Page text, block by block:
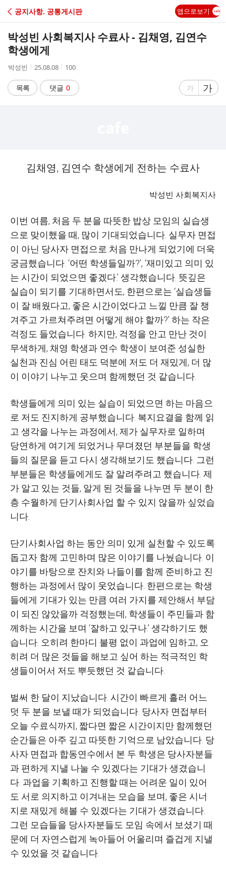
C
A
공지사항. 공통게시판 앱으로보기
박성빈 사회복지사 수료사 - 김채영, 김연수
학생에게
작
자
박성빈
작
시
간
25.08.08
조
수
100
목록 댓글 0
글
게
가
글
자
가
김채영, 김연수 학생에게 전하는 수료사
박성빈 사회복지사
이번 여름, 처음 두 분을 따뜻한 밥상 모임의 실습생
으로 맞이했을 때, 많이 기대되었습니다 실무자 면접
이 아닌 당사자 면접으로 처음 만나게 되었기에 더욱
궁금했습니다 . ‘어떤 학생들일까?’, ‘재미있고 의미 있
는 시간이 되었으면 좋겠다.’ 생각했습니다 뜻깊은
실습이 되기를 기대하면서도, 한편으로는 ‘실습생들
이 잘 배웠다고, 좋은 시간이었다고 느낄 만큼 잘 챙
겨주고 가르쳐주려면 어떻게 해야 할까?’ 하는 작은
걱정도 들었습니다 하지만, 걱정을 안고 만난 것이
무색하게, 채영 학생과 연수 학생이 보여준 성실한
실천과 진심 어린 태도 덕분에 저도 더 재밌게, 더 많
이 이야기 나누고 웃으며 함께했던 것 같습니다
학생들에게 의미 있는 실습이 되었으면 하는 마음으
로 저도 진지하게 공부했습니다 복지요결을 함께 읽
고 생각을 나누는 과정에서, 제가 실무자로 일하며
당연하게 여기게 되었거나 무뎌졌던 부분들을 학생
들의 질문을 듣고 다시 생각해보기도 했습니다 그런
부분들은 학생들에게도 잘 알려주려고 했습니다 제
가 알고 있는 것들, 알게 된 것들을 나누면 두 분이 한
층 수월하게 단기사회사업 할 수 있지 않을까 싶었습
니다
단기사회사업 하는 동안 의미 있게 실천할 수 있도록
돕고자 함께 고민하며 많은 이야기를 나눴습니다 이
야기를 바탕으로 잔치와 나들이를 함께 준비하고 진
행하는 과정에서 많이 웃었습니다 한편으로는 학생
들에게 기대가 있는 만큼 여러 가지를 제안해서 부담
이 되진 않았을까 걱정했는데, 학생들이 주민들과 함
께하는 시간을 보며 ‘잘하고 있구나.’ 생각하기도 했
습니다 오히려 한마디 불평 없이 과업에 임하고, 오
히려 더 많은 것들을 해보고 싶어 하는 적극적인 학
생들이어서 저도 뿌듯했던 것 같습니다
벌써 한 달이 지났습니다 시간이 빠르게 흘러 어느
덧 두 분을 보낼 때가 되었습니다 당사자 면접부터
오늘 수료식까지, 짧다면 짧은 시간이지만 함께했던
순간들은 아주 깊고 따뜻한 기억으로 남았습니다 당
사자 면접과 합동연수에서 본 두 학생은 당사자분들
과 편하게 지낼 나눌 수 있겠다는 기대가 생겼습니
다 과업을 기획하고 진행할 때는 어려운 일이 있어
도 서로 의지하고 이겨내는 모습을 보며, 좋은 시너
지로 재밌게 해볼 수 있겠다는 기대가 생겼습니다
그런 모습들을 당사자분들도 모임 속에서 보셨기 때
문에 더 자연스럽게 녹아들어 어울리며 즐겁게 지낼
수 있었을 것 같습니다